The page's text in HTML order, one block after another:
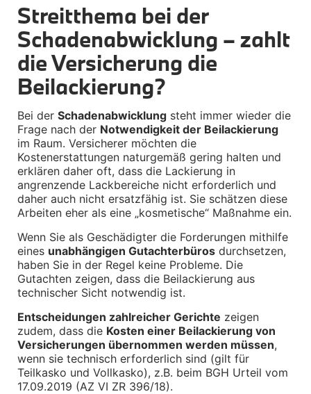
Reifen
Sicherheit
BMW iX Zubehör
M Performance
e-Mobilität
Transport & Gepäck
Interieur
Kommunikation & Information
Winterkompletträder
Sommerkompletträder
Räderzubehör
Felgen
Reifen
Sicherheit
M Performance
Transport & Gepäck
Exterieur
Interieur
Navigation Update
Kommunikation & Information
Winterkompletträder
Sommerkompletträder
Räderzubehör
Felgen
Reifen
Sicherheit
Streitthema bei der
Schadenabwicklung – zahlt
die Versicherung die
Beilackierung?
Bei der Schadenabwicklung steht immer wieder die
Frage nach der Notwendigkeit der Beilackierung
im Raum. Versicherer möchten die
Kostenerstattungen naturgemäß gering halten und
erklären daher oft, dass die Lackierung in
angrenzende Lackbereiche nicht erforderlich und
daher auch nicht ersatzfähig ist. Sie schätzen diese
Arbeiten eher als eine „kosmetische“ Maßnahme ein.
Wenn Sie als Geschädigter die Forderungen mithilfe
eines unabhängigen Gutachterbüros durchsetzen,
haben Sie in der Regel keine Probleme. Die
Gutachten zeigen, dass die Beilackierung aus
technischer Sicht notwendig ist.
Entscheidungen zahlreicher Gerichte zeigen
zudem, dass die Kosten einer Beilackierung von
Versicherungen übernommen werden müssen,
wenn sie technisch erforderlich sind (gilt für
Teilkasko und Vollkasko), z.B. beim BGH Urteil vom
17.09.2019 (AZ VI ZR 396/18).